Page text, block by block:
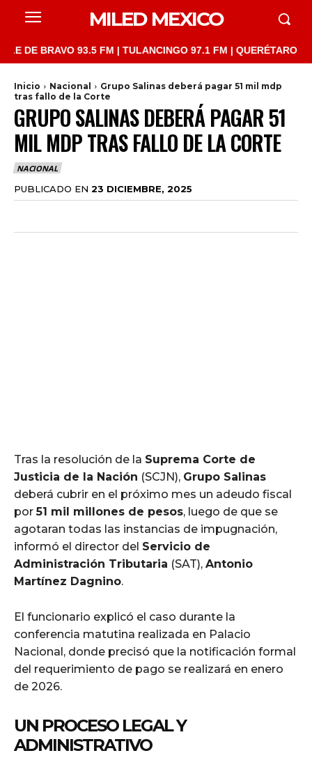
MILED MEXICO
93.5 FM | TULANCINGO 97.1 FM | QUERÉTARO 103.1
Inicio Nacional
Grupo Salinas deberá pagar 51 mil mdp
tras fallo de la Corte
GRUPO SALINAS DEBERÁ PAGAR 51
MIL MDP TRAS FALLO DE LA CORTE
NACIONAL
PUBLICADO EN 23 DICIEMBRE, 2025
Tras la resolución de la Suprema Corte de
Justicia de la Nación (SCJN), Grupo Salinas
deberá cubrir en el próximo mes un adeudo fiscal
por51 mil millones de pesos, luego de que se
agotaran todas las instancias de impugnación,
informó el director del Servicio de
Administración Tributaria (SAT), Antonio
Martínez Dagnino.
El funcionario explicó el caso durante la
conferencia matutina realizada en Palacio
Nacional, donde precisó que la notificación formal
del requerimiento de pago se realizará en enero
de 2026.
UN PROCESO LEGAL Y
ADMINISTRATIVO